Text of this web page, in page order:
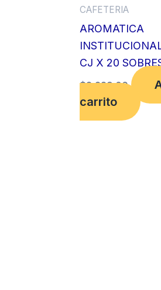
CAFETERIA
AROMATICA
CJ X 20
$2,229.00
carrito